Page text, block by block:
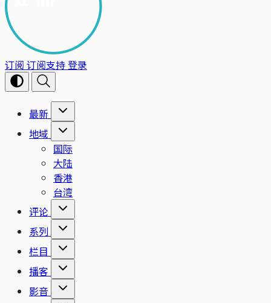
订阅 订阅支持登录
最新
地域
国际
大陆
香港
台湾
评论
系列
栏目
播客
影音